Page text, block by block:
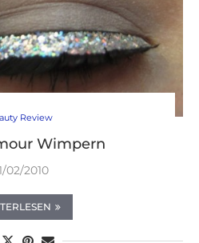
Review
Wimpern
02/2010